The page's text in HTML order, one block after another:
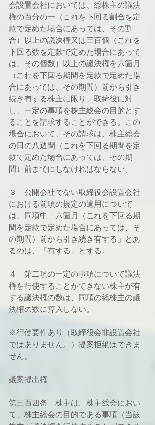
会設置会社においては、総株主の議決
権の百分の一（これを下回る割合を定
款で定めた場合にあっては、その割
合）以上の議決権又は三百個（これを
下回る数を定款で定めた場合にあって
は、その個数）以上の議決権を六箇月
（これを下回る期間を定款で定めた場
合にあっては、その期間）前から引き
続き有する株主に限り、取締役に対
し、一定の事項を株主総会の目的とす
ることを請求することができる。この
場合において、その請求は、株主総会
の日の八週間（これを下回る期間を定
款で定めた場合にあっては、その期
間）前までにしなければならない。
３　公開会社でない取締役会設置会社
における前項の規定の適用について
は、同項中「六箇月（これを下回る期
間を定款で定めた場合にあっては、そ
の期間）前から引き続き有する」とあ
るのは、「有する」とする。
４　第二項の一定の事項について議決
権を行使することができない株主が有
する議決権の数は、同項の総株主の議
決権の数に算入しない。
※行使要件あり（取締役会非設置会社
ではありません。）提案拒絶はできま
せん。
議案提出権
第三百四条　株主は、株主総会におい
て、株主総会の目的である事項（当該